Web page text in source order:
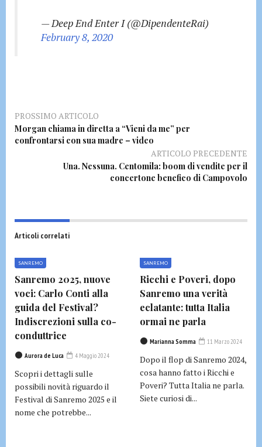
— Deep End Enter I (@DipendenteRai)
February 8, 2020
PROSSIMO ARTICOLO
Morgan chiama in diretta a “Vieni da me” per
confrontarsi con sua madre – video
ARTICOLO PRECEDENTE
Una. Nessuna. Centomila: boom di vendite per il
concertone benefico di Campovolo
Articoli correlati
SANREMO
Sanremo 2025, nuove
voci: Carlo Conti alla
guida del Festival?
Indiscrezioni sulla co-
conduttrice
Aurora de Luca 4 Maggio 2024
Scopri i dettagli sulle
possibili novità riguardo il
Festival di Sanremo 2025 e il
nome che potrebbe...
SANREMO
Ricchi e Poveri, dopo
Sanremo una verità
eclatante: tutta Italia
ormai ne parla
Marianna Somma 11 Marzo 2024
Dopo il flop di Sanremo 2024,
cosa hanno fatto i Ricchi e
Poveri? Tutta Italia ne parla.
Siete curiosi di...